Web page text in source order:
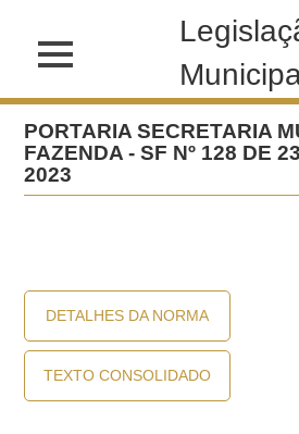
PORTARIA SECRETARIA
FAZENDA - SF Nº 128 DE
2023
DETALHES DA NORMA
TEXTO CONSOLIDADO